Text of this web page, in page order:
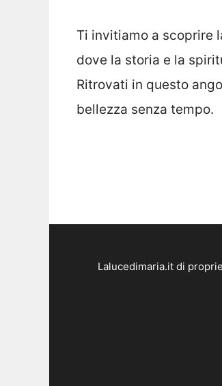
Ti invitiamo a scoprire
dove la storia e la
Ritrovati in questo
bellezza senza tempo.
Lalucedimaria.it di